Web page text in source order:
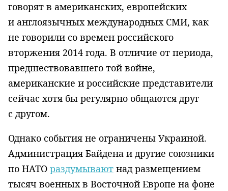
говорят в американских, европейских
и англоязычных международных СМИ, как
не говорили со времен российского
вторжения 2014 года. В отличие от периода,
предшествовавшего той войне,
американские и российские представители
сейчас хотя бы регулярно общаются друг
с другом.
Однако события не ограничены Украиной.
Администрация Байдена и другие союзники
по НАТО раздумывают над размещением
тысяч военных в Восточной Европе на фоне